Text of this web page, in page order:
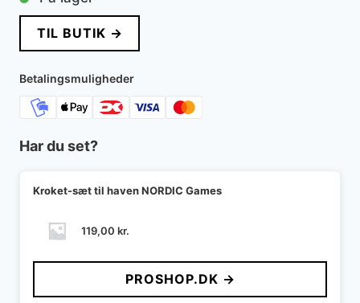
TIL BUTIK →
Betalingsmuligheder
Har du set?
Kroket-sæt til haven NORDIC Games
119,00 kr.
PROSHOP.DK →